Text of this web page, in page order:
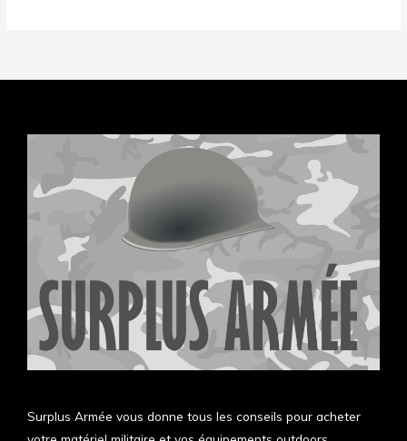
Surplus Armée vous donne tous les conseils pour acheter